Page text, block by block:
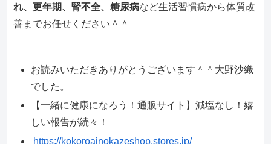
れ、更年期、腎不全、糖尿病など生活習慣病から体質改
善までお任せください＾＾
お読みいただきありがとうございます＾＾大野沙織
でした。
【一緒に健康になろう！通販サイト】減塩なし！嬉
しい報告が続々！
https://kokoroainokazeshop.stores.jp/